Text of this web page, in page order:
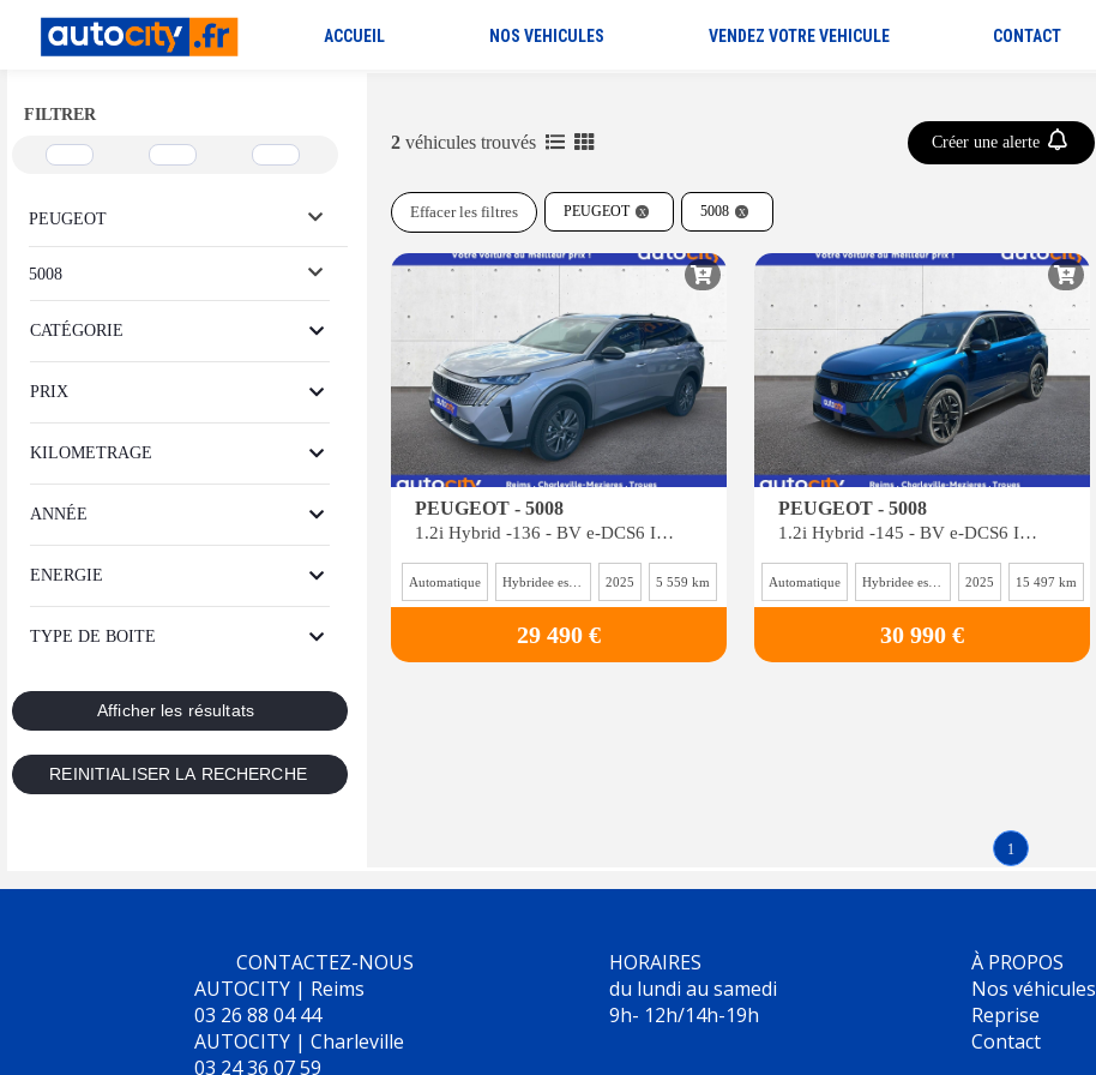
ACCUEIL NOS VEHICULES VENDEZ VOTRE VEHICULE CONTACT
FILTRER
PEUGEOT
5008
CATÉGORIE
PRIX
KILOMETRAGE
ANNÉE
ENERGIE
TYPE DE BOITE
2 véhicules trouvés Créer une alerte
PEUGEOT
Effacer les filtres 5008
PEUGEOT - 5008
1.2i Hybrid -136 - BV e-DCS6 III Allure
Automatique Hybridee essence 2025 5 559 km
29 490 €
PEUGEOT - 5008
1.2i Hybrid -145 - BV e-DCS6 III GT
Automatique Hybridee essence 2025 15 497 km
30 990 €
1
CONTACTEZ-NOUS
AUTOCITY | Reims
03 26 88 04 44
AUTOCITY | Charleville
03 24 36 07 59
HORAIRES
du lundi au samedi
9h- 12h/14h-19h
À PROPOS
Nos véhicules
Reprise
Contact